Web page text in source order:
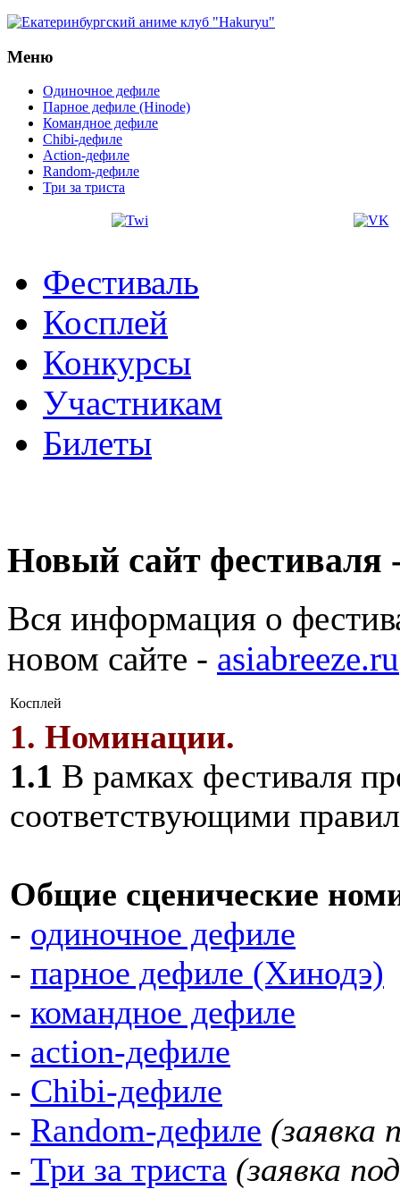
Меню
Одиночное дефиле
Парное дефиле (Hinode)
Командное дефиле
Chibi-дефиле
Action-дефиле
Random-дефиле
Три за триста
Фестиваль
Косплей
Конкурсы
Участникам
Билеты
Новый сайт фестиваля
Вся информация о
новом сайте - asiabreeze.ru
Косплей
1. Номинации.
1.1 В рамках фестиваля
соответствующими
Общие сценические
- одиночное дефиле
- парное дефиле (Хинодэ)
- командное дефиле
- action-дефиле
- Chibi-дефиле
- Random-дефиле (заявка
- Три за триста (заявка